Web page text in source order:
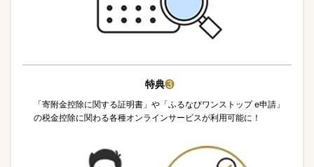
特典❸
「寄附金控除に関する証明書」や「ふるなびワンストップ e申請」
の税金控除に関わる各種オンラインサービスが利用可能に！